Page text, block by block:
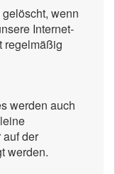
wenn
Internet-
regelmäßig
werden auch
der
werden.